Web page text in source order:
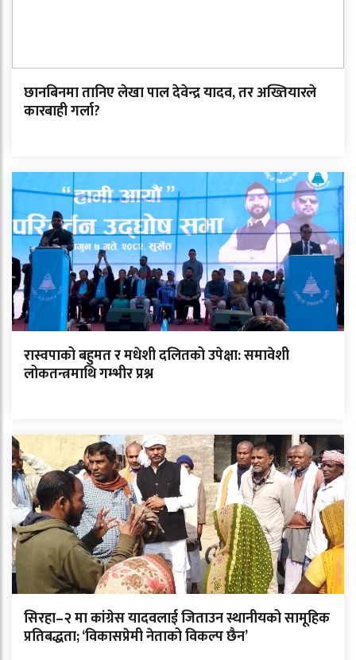
छानबिनमा तानिए लेखा पाल देवेन्द्र यादव, तर अख्तियारले
कारबाही गर्ला?
रास्वपाको बहुमत र मधेशी दलितको उपेक्षा: समावेशी
लोकतन्त्रमाथि गम्भीर प्रश्न
सिरहा–२ मा कांग्रेस यादवलाई जिताउन स्थानीयको सामूहिक
प्रतिबद्धता; ‘विकासप्रेमी नेताको विकल्प छैन’